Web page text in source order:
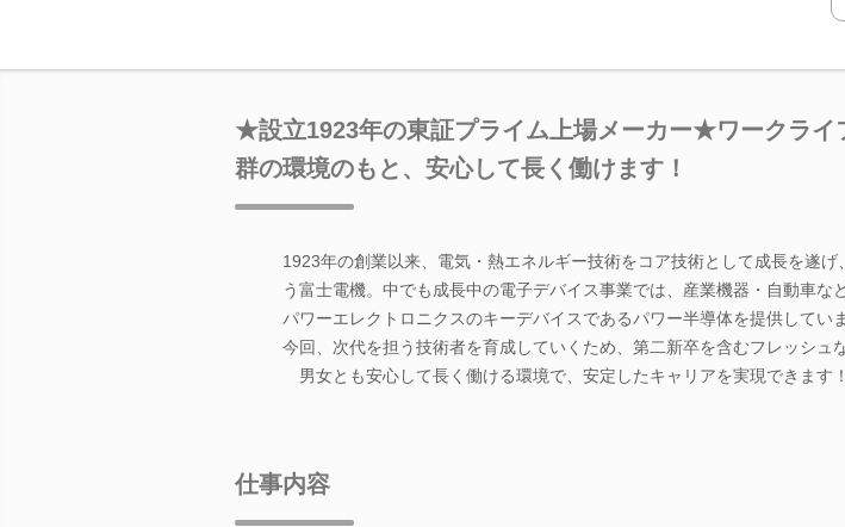
★設立1923年の東証プライム上場メーカー★ワークライ
群の環境のもと、安心して長く働けます！
1923年の創業以来、電気・熱エネルギー技術をコア技術として成長を遂げ
う富士電機。中でも成長中の電子デバイス事業では、産業機器・自動車な
パワーエレクトロニクスのキーデバイスであるパワー半導体を提供していま
今回、次代を担う技術者を育成していくため、第二新卒を含むフレッシュ
男女とも安心して長く働ける環境で、安定したキャリアを実現できます！
仕事内容